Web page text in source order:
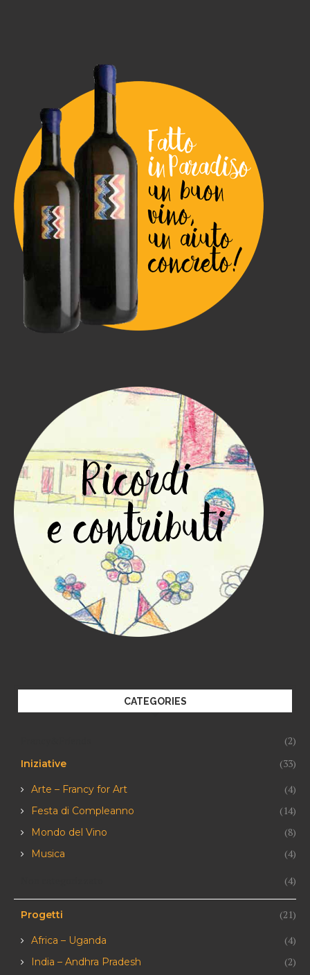
CATEGORIES
(2)
Iniziative (33)
Arte – Francy for Art (4)
Festa di Compleanno (14)
Mondo del Vino (8)
Musica (4)
(4)
Progetti (21)
Africa – Uganda (4)
India – Andhra Pradesh (2)